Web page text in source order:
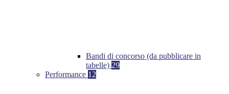
Bandi di concorso (da pubblicare in
tabelle) 29
Performance 12